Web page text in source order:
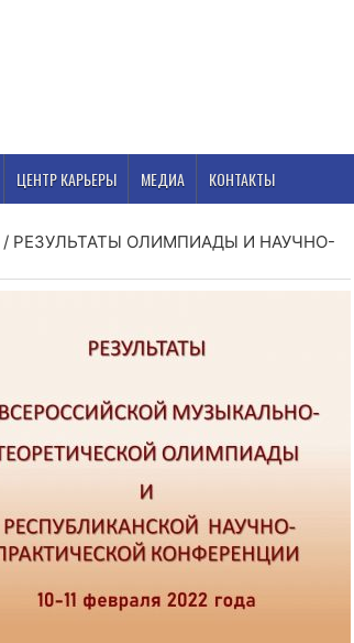
ЦЕНТР КАРЬЕРЫ МЕДИА КОНТАКТЫ
/ РЕЗУЛЬТАТЫ ОЛИМПИАДЫ И НАУЧНО-